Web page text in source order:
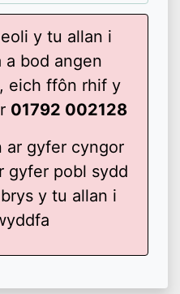
y tu allan i
a bod angen
eich ffôn rhif y
01792 002128
ar gyfer cyngor
gyfer pobl sydd
y tu allan i